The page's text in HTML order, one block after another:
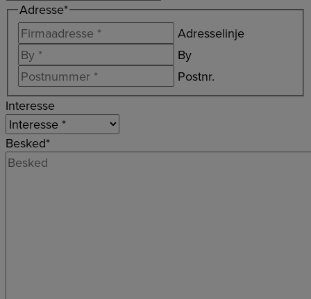
Adresse*
Adresselinje
By
Postnr.
Interesse
Besked*